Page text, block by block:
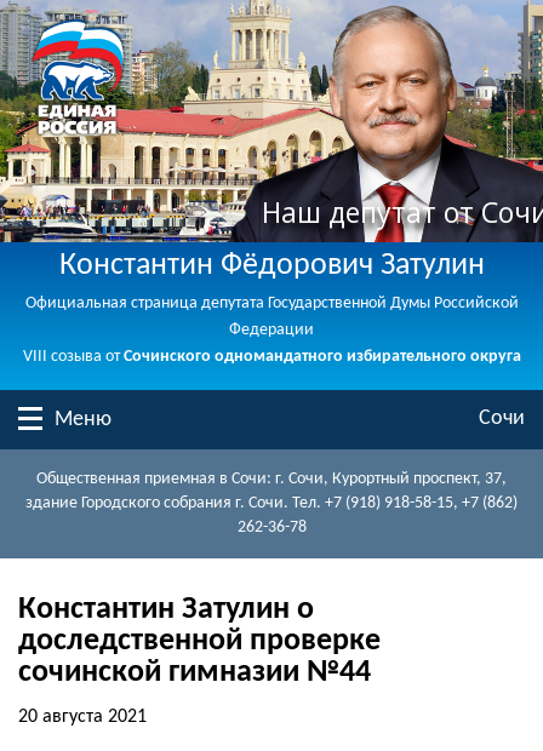
Наш депутат от
Константин Фёдорович Затулин
Официальная страница депутата Государственной Думы Российской
Федерации
VIII созыва отСочинского одномандатного избирательного округа
Меню Сочи
Общественная приемная в Сочи: г. Сочи, Курортный проспект, 37,
здание Городского собрания г. Сочи. Тел. +7 (918) 918-58-15, +7 (862)
262-36-78
Константин Затулин о
доследственной проверке
сочинской гимназии №44
20 августа 2021